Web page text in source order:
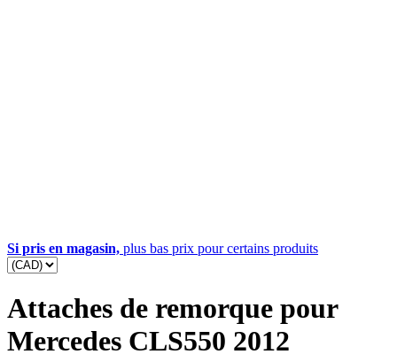
Si pris en magasin, plus bas prix pour certains produits
Attaches de remorque pour
Mercedes CLS550 2012